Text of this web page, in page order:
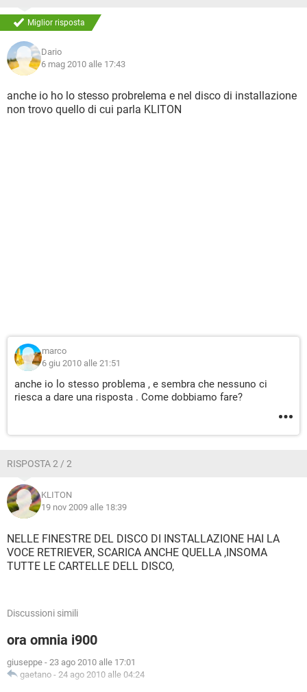
Miglior risposta
Dario
6 mag 2010 alle 17:43
anche io ho lo stesso probrelema e nel disco di installazione
non trovo quello di cui parla KLITON
marco
6 giu 2010 alle 21:51
anche io lo stesso problema , e sembra che nessuno ci
riesca a dare una risposta . Come dobbiamo fare?
RISPOSTA 2 / 2
KLITON
19 nov 2009 alle 18:39
NELLE FINESTRE DEL DISCO DI INSTALLAZIONE HAI LA
VOCE RETRIEVER, SCARICA ANCHE QUELLA ,INSOMA
TUTTE LE CARTELLE DELL DISCO,
Discussioni simili
ora omnia i900
giuseppe - 23 ago 2010 alle 17:01
gaetano - 24 ago 2010 alle 04:24